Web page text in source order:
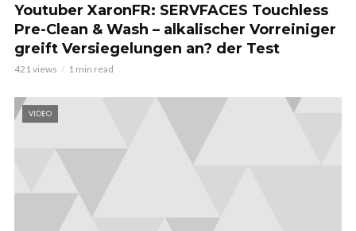
Youtuber XaronFR: SERVFACES Touchless
Pre-Clean & Wash – alkalischer Vorreiniger
greift Versiegelungen an? der Test
421 views 1 min read
VIDEO